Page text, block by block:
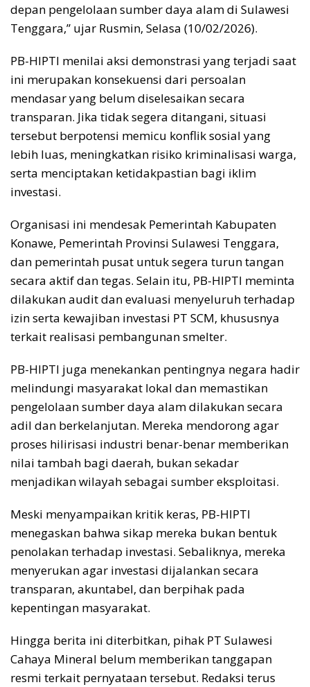
depan pengelolaan sumber daya alam di Sulawesi
Tenggara,” ujar Rusmin, Selasa (10/02/2026).
PB-HIPTI menilai aksi demonstrasi yang terjadi saat
ini merupakan konsekuensi dari persoalan
mendasar yang belum diselesaikan secara
transparan. Jika tidak segera ditangani, situasi
tersebut berpotensi memicu konflik sosial yang
lebih luas, meningkatkan risiko kriminalisasi warga,
serta menciptakan ketidakpastian bagi iklim
investasi.
Organisasi ini mendesak Pemerintah Kabupaten
Konawe, Pemerintah Provinsi Sulawesi Tenggara,
dan pemerintah pusat untuk segera turun tangan
secara aktif dan tegas. Selain itu, PB-HIPTI meminta
dilakukan audit dan evaluasi menyeluruh terhadap
izin serta kewajiban investasi PT SCM, khususnya
terkait realisasi pembangunan smelter.
PB-HIPTI juga menekankan pentingnya negara hadir
melindungi masyarakat lokal dan memastikan
pengelolaan sumber daya alam dilakukan secara
adil dan berkelanjutan. Mereka mendorong agar
proses hilirisasi industri benar-benar memberikan
nilai tambah bagi daerah, bukan sekadar
menjadikan wilayah sebagai sumber eksploitasi.
Meski menyampaikan kritik keras, PB-HIPTI
menegaskan bahwa sikap mereka bukan bentuk
penolakan terhadap investasi. Sebaliknya, mereka
menyerukan agar investasi dijalankan secara
transparan, akuntabel, dan berpihak pada
kepentingan masyarakat.
Hingga berita ini diterbitkan, pihak PT Sulawesi
Cahaya Mineral belum memberikan tanggapan
resmi terkait pernyataan tersebut. Redaksi terus